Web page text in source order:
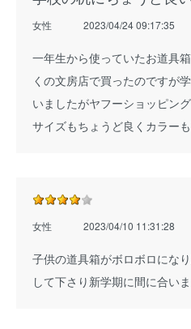
女性 2023/04/24 09:17:35
一年生から使っていたお道具
くの文房店で買ったのですが
いましたがヤフーショッピン
サイズもちょうど良くカラー
女性 2023/04/10 11:31:28
子供の道具箱がボロボロにな
して下さり新学期に間に合いま